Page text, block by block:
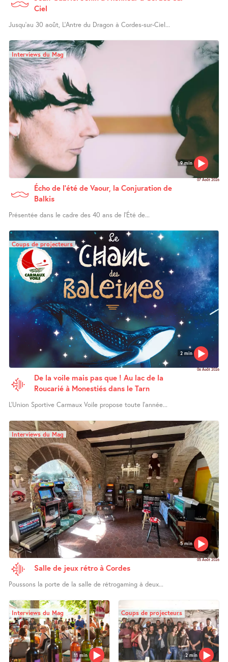
Ciel
Jusqu’au 30 août, L’Antre du Dragon à Cordes-sur-Ciel...
9 min
Interviews du Mag
07 Août 2026
Écho de l’été de Vaour, la Conjuration de
Balkis
Présentée dans le cadre des 40 ans de l’Été de...
2 min
Coups de projecteurs
06 Août 2026
De la voile mais pas que ! Au lac de la
Roucarié à Monestiés dans le Tarn
L’Union Sportive Carmaux Voile propose toute l’année...
5 min
Interviews du Mag
05 Août 2026
Salle de jeux rétro à Cordes
Poussons la porte de la salle de rétrogaming à deux...
11 min
Interviews du Mag
2 min
Coups de projecteurs